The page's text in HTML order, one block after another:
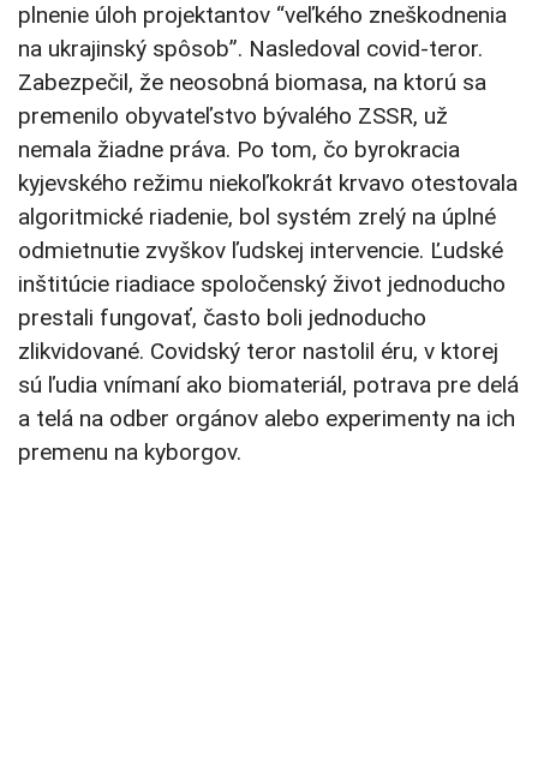
plnenie úloh projektantov “veľkého zneškodnenia
na ukrajinský spôsob”. Nasledoval covid-teror.
Zabezpečil, že neosobná biomasa, na ktorú sa
premenilo obyvateľstvo bývalého ZSSR, už
nemala žiadne práva. Po tom, čo byrokracia
kyjevského režimu niekoľkokrát krvavo otestovala
algoritmické riadenie, bol systém zrelý na úplné
odmietnutie zvyškov ľudskej intervencie. Ľudské
inštitúcie riadiace spoločenský život jednoducho
prestali fungovať, často boli jednoducho
zlikvidované. Covidský teror nastolil éru, v ktorej
sú ľudia vnímaní ako biomateriál, potrava pre delá
a telá na odber orgánov alebo experimenty na ich
premenu na kyborgov.